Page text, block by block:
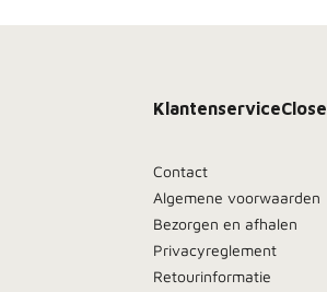
KlantenserviceClose
Contact
Algemene voorwaarden
Bezorgen en afhalen
Privacyreglement
Retourinformatie